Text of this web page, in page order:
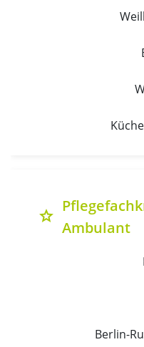
grade
Ambulant
Berlin-